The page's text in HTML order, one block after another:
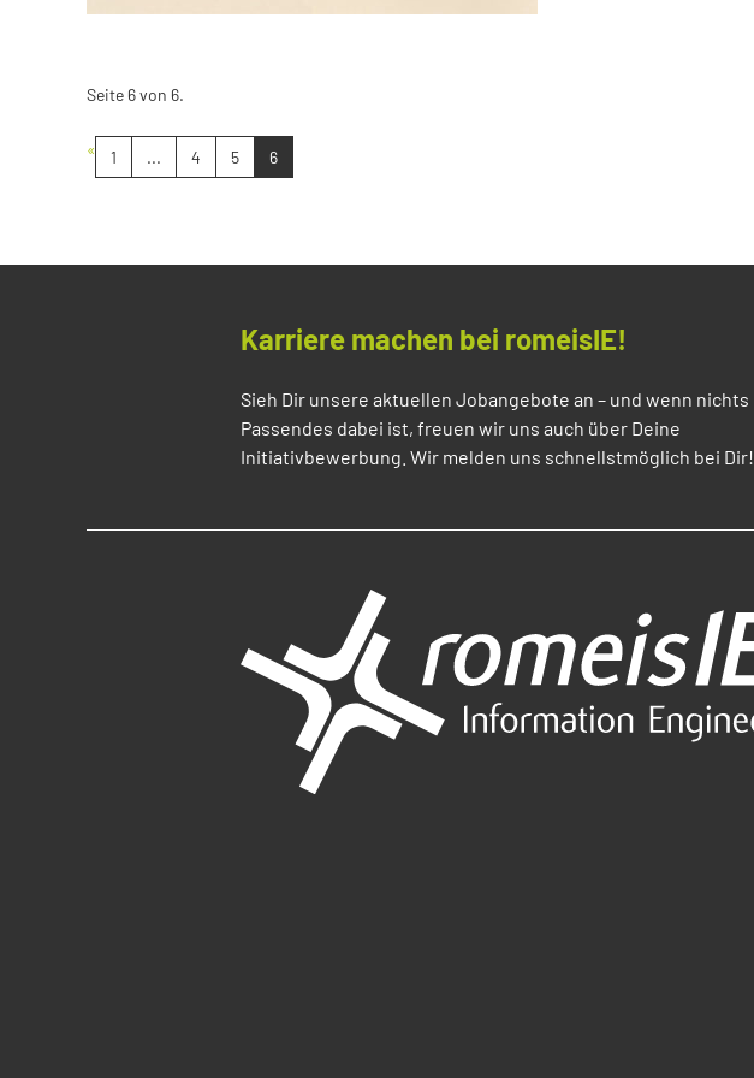
Seite 6 von 6.
« 1 ... 4 5 6
Karriere machen bei romeisIE!
Sieh Dir unsere aktuellen Jobangebote an – und wenn nichts
Passendes dabei ist, freuen wir uns auch über Deine
Initiativbewerbung. Wir melden uns schnellstmöglich bei Dir!